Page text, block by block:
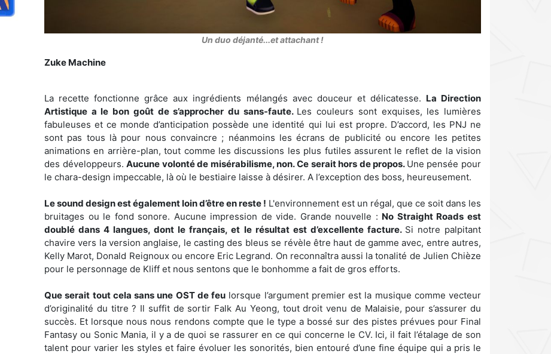
Un duo déjanté...et attachant !
Zuke Machine
La recette fonctionne grâce aux ingrédients mélangés avec douceur et délicatesse. La Direction
Artistique a le bon goût de s’approcher du sans-faute. Les couleurs sont exquises, les lumières
fabuleuses et ce monde d’anticipation possède une identité qui lui est propre. D’accord, les PNJ ne
sont pas tous là pour nous convaincre ; néanmoins les écrans de publicité ou encore les petites
animations en arrière-plan, tout comme les discussions les plus futiles assurent le reflet de la vision
des développeurs.Aucune volonté de misérabilisme, non. Ce serait hors de propos. Une pensée pour
le chara-design impeccable, là où le bestiaire laisse à désirer. A l’exception des boss, heureusement.
Le sound design est également loin d’être en reste ! L'environnement est un régal, que ce soit dans les
bruitages ou le fond sonore. Aucune impression de vide. Grande nouvelle : No Straight Roads est
doublé dans 4 langues, dont le français, et le résultat est d’excellente facture. Si notre palpitant
chavire vers la version anglaise, le casting des bleus se révèle être haut de gamme avec, entre autres,
Kelly Marot, Donald Reignoux ou encore Eric Legrand. On reconnaîtra aussi la tonalité de Julien Chièze
pour le personnage de Kliff et nous sentons que le bonhomme a fait de gros efforts.
Que serait tout cela sans une OST de feu lorsque l’argument premier est la musique comme vecteur
d’originalité du titre ? Il suffit de sortir Falk Au Yeong, tout droit venu de Malaisie, pour s’assurer du
succès. Et lorsque nous nous rendons compte que le type a bossé sur des pistes prévues pour Final
Fantasy ou Sonic Mania, il y a de quoi se rassurer en ce qui concerne le CV. Ici, il fait l’étalage de son
talent pour varier les styles et faire évoluer les sonorités, bien entouré d’une fine équipe qui a pris le